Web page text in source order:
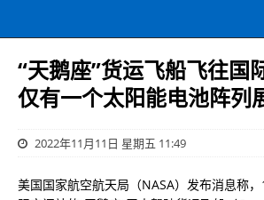
“天鹅座”货运飞船飞往国
仅有一个太阳能电池阵列
2022年11月11日 星期五 11:49
美国国家航空航天局（NASA）发布消息称